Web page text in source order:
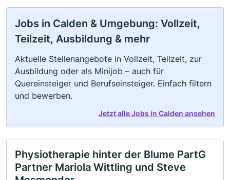
Jobs in Calden & Umgebung: Vollzeit,
Teilzeit, Ausbildung & mehr
Aktuelle Stellenangebote in Vollzeit, Teilzeit, zur
Ausbildung oder als Minijob – auch für
Quereinsteiger und Berufseinsteiger. Einfach filtern
und bewerben.
Jetzt alle Jobs in Calden ansehen
Physiotherapie hinter der Blume PartG
Partner Mariola Wittling und Steve